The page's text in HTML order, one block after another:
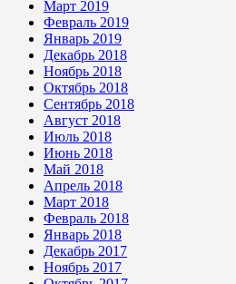
Март 2019
Февраль 2019
Январь 2019
Декабрь 2018
Ноябрь 2018
Октябрь 2018
Сентябрь 2018
Август 2018
Июль 2018
Июнь 2018
Май 2018
Апрель 2018
Март 2018
Февраль 2018
Январь 2018
Декабрь 2017
Ноябрь 2017